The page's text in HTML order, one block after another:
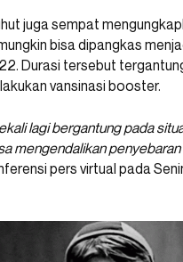
juga sempat
bisa dipangkas
Durasi tersebut
vansinasi booster.
lagi bergantung pada
mengendalikan
pers virtual pada